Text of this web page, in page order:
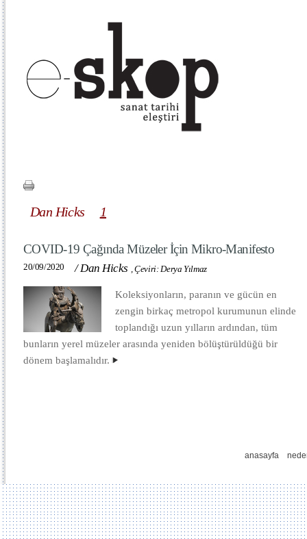
Dan Hicks 1
COVID-19 Çağında Müzeler İçin Mikro-Manifesto
20/09/2020 /Dan Hicks ,Çeviri: Derya Yılmaz
Koleksiyonların, paranın ve gücün en
zengin birkaç metropol kurumunun elinde
toplandığı uzun yılların ardından, tüm
bunların yerel müzeler arasında yeniden bölüştürüldüğü bir
dönem başlamalıdır.
anasayfa